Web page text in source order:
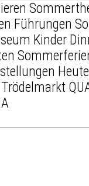
Führungen
Kinder
Heute
Trödelmarkt